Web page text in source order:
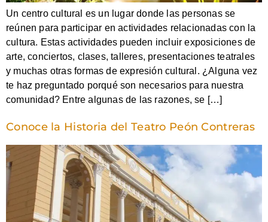
Un centro cultural es un lugar donde las personas se
reúnen para participar en actividades relacionadas con la
cultura. Estas actividades pueden incluir exposiciones de
arte, conciertos, clases, talleres, presentaciones teatrales
y muchas otras formas de expresión cultural. ¿Alguna vez
te haz preguntado porqué son necesarios para nuestra
comunidad? Entre algunas de las razones, se […]
Conoce la Historia del Teatro Peón Contreras